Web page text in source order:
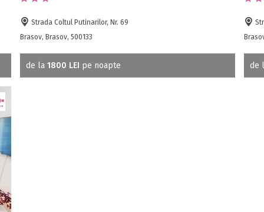
Strada Coltul Putinarilor, Nr. 69
Brasov, Brasov, 500133
de la 1800 LEI pe noapte de